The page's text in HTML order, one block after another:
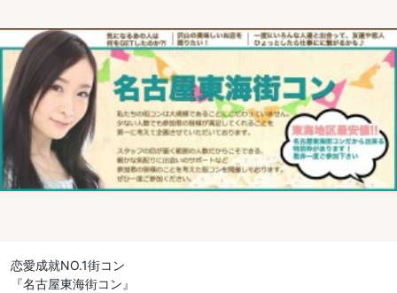
恋愛成就NO.1街コン
『名古屋東海街コン』